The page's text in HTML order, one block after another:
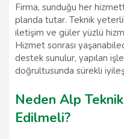
Firma, sunduğu her
planda tutar. Teknik
iletişim ve güler yüzlü
Hizmet sonrası
destek sunulur, yapılan
doğrultusunda sürekli
Neden Alp
Edilmeli?